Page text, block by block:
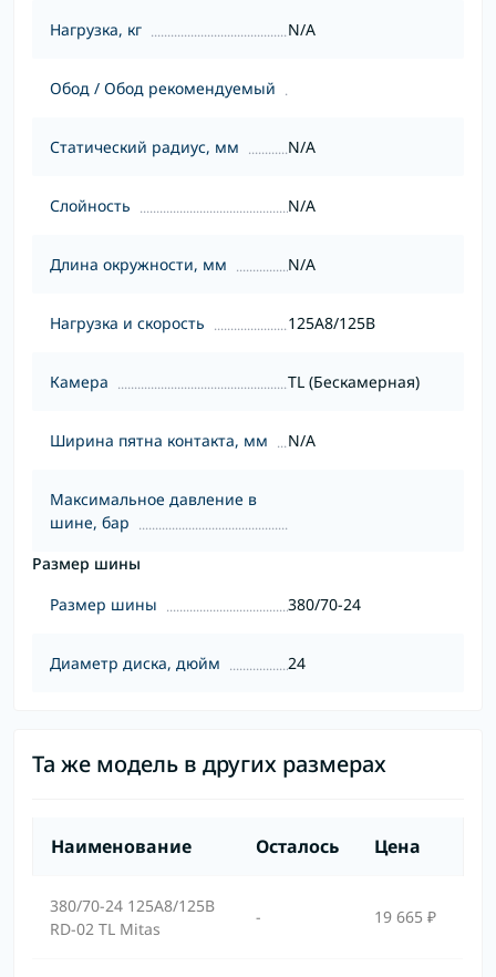
Нагрузка, кг N/A
Обод / Обод рекомендуемый
Статический радиус, мм N/A
Слойность N/A
Длина окружности, мм N/A
Нагрузка и скорость 125A8/125B
Камера TL (Бескамерная)
Ширина пятна контакта, мм N/A
Максимальное давление в
шине, бар
Размер шины
Размер шины
380/70-24
Диаметр диска, дюйм 24
Та же модель в других размерах
Наименование Осталось Цена
380/70-24 125A8/125B
RD-02 TL Mitas
- 19 665 ₽